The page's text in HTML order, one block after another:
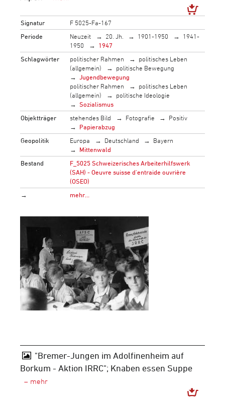
Signatur
F 5025-Fa-167
Periode
Neuzeit 20. Jh. 1901-1950
1941-
1950
1947
Schlagwörter
politischer Rahmen
politisches Leben
(allgemein)
politische Bewegung
Jugendbewegung
politischer Rahmen
politisches Leben
(allgemein)
politische Ideologie
Sozialismus
Objektträger
stehendes Bild Fotografie
Positiv
Papierabzug
Geopolitik
Europa Deutschland
Bayern
Mittenwald
Bestand
F_5025 Schweizerisches Arbeiterhilfswerk
(SAH) - Oeuvre suisse d'entraide ouvrière
(OSEO)
→
mehr…
"Bremer-Jungen im Adolfinenheim auf
Borkum - Aktion IRRC"; Knaben essen Suppe